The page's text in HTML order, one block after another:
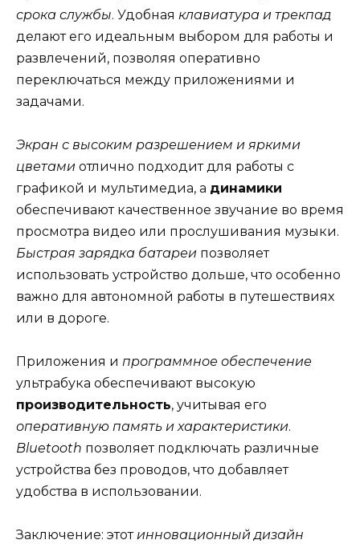
срока службы. Удобная клавиатура и трекпад
делают его идеальным выбором для работы и
развлечений, позволяя оперативно
переключаться между приложениями и
задачами.
Экран с высоким разрешением и яркими
цветами отлично подходит для работы с
графикой и мультимедиа, а динамики
обеспечивают качественное звучание во время
просмотра видео или прослушивания музыки.
Быстрая зарядка батареи позволяет
использовать устройство дольше, что особенно
важно для автономной работы в путешествиях
или в дороге.
Приложения и программное обеспечение
ультрабука обеспечивают высокую
производительность, учитывая его
оперативную память и характеристики.
Bluetooth позволяет подключать различные
устройства без проводов, что добавляет
удобства в использовании.
Заключение: этотинновационный дизайн